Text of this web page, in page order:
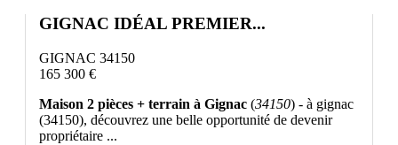
GIGNAC IDÉAL PREMIER...
GIGNAC 34150
165 300 €
Maison 2 pièces + terrain à Gignac (34150) - à gignac
(34150), découvrez une belle opportunité de devenir
propriétaire ...